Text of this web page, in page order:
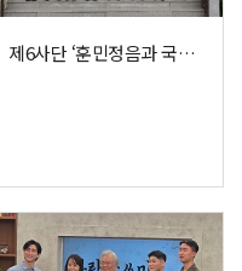
제6사단 ‘훈민정음과 국가안보’ 특강 실시